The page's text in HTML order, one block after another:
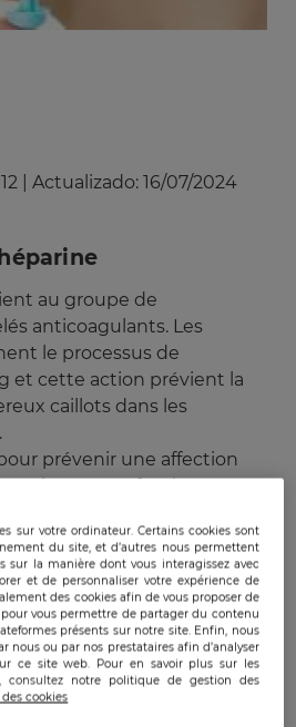
Actualizado: 16/07/2024
au groupe de
anticoagulants. Les
le processus de
et cette action prévient la
caillots dans les
prévenir une affection
veineuse profonde, ou
la jambe. Ces caillots
migrer vers les
les vaisseaux
entraîne un trouble grave
pour prévenir la
durant une dialyse, après la
sur votre ordinateur. Certains cookies sont
du site, et d’autres nous permettent
sur la manière dont vous interagissez avec
et de personnaliser votre expérience de
des cookies afin de vous proposer de
vous permettre de partager du contenu
présents sur notre site. Enfin, nous
nous ou par nos prestataires afin d’analyser
ce site web. Pour en savoir plus sur les
consultez notre politique de gestion des
cookies